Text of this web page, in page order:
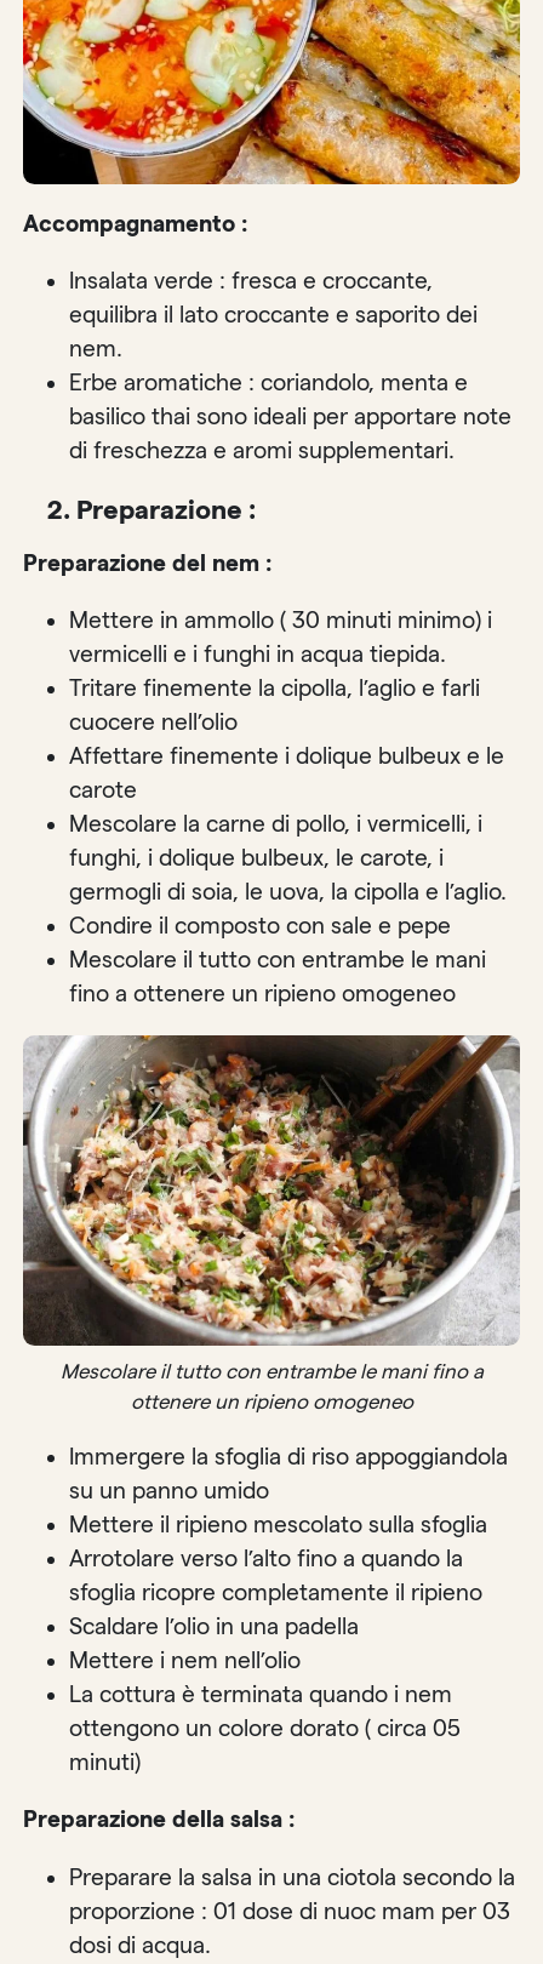
Accompagnamento :
Insalata verde : fresca e croccante,
equilibra il lato croccante e saporito dei
nem.
Erbe aromatiche : coriandolo, menta e
basilico thai sono ideali per apportare note
di freschezza e aromi supplementari.
2. Preparazione :
Preparazione del nem :
Mettere in ammollo ( 30 minuti minimo) i
vermicelli e i funghi in acqua tiepida.
Tritare finemente la cipolla, l’aglio e farli
cuocere nell’olio
Affettare finemente i dolique bulbeux e le
carote
Mescolare la carne di pollo, i vermicelli, i
funghi, i dolique bulbeux, le carote, i
germogli di soia, le uova, la cipolla e l’aglio.
Condire il composto con sale e pepe
Mescolare il tutto con entrambe le mani
fino a ottenere un ripieno omogeneo
Mescolare il tutto con entrambe le mani fino a
ottenere un ripieno omogeneo
Immergere la sfoglia di riso appoggiandola
su un panno umido
Mettere il ripieno mescolato sulla sfoglia
Arrotolare verso l’alto fino a quando la
sfoglia ricopre completamente il ripieno
Scaldare l’olio in una padella
Mettere i nem nell’olio
La cottura è terminata quando i nem
ottengono un colore dorato ( circa 05
minuti)
Preparazione della salsa :
Preparare la salsa in una ciotola secondo la
proporzione : 01 dose di nuoc mam per 03
dosi di acqua.